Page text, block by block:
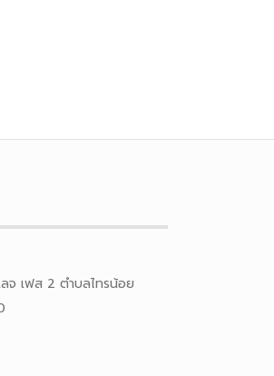
จ เฟส 2 ตำบลไทรน้อย